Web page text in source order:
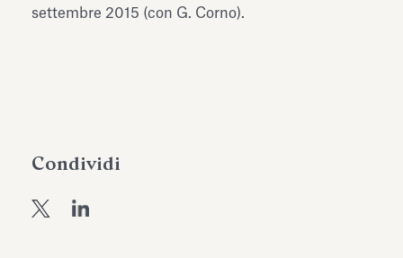
settembre 2015 (con G. Corno).
Condividi